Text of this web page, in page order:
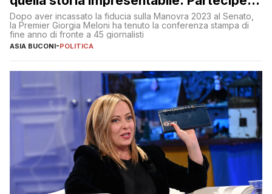
al 25 aprile”
Dopo aver incassato la fiducia sulla Manovra 2023 al Senato,
la Premier Giorgia Meloni ha tenuto la conferenza stampa di
fine anno di fronte a 45 giornalisti
ASIA BUCONI-POLITICA